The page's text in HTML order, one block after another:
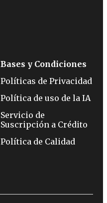
Bases y Condiciones
Políticas de Privacidad
Política de uso de la IA
Servicio de
Suscripción a Crédito
Política de Calidad